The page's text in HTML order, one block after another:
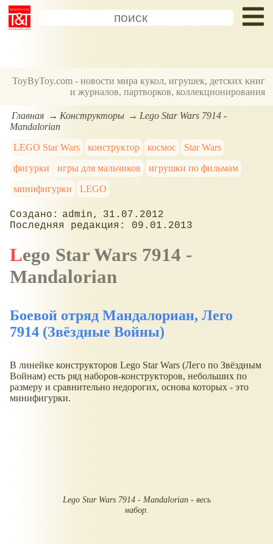
ToyByToy.com - новости мира кукол, игрушек, детских книг
и журналов, партворков, коллекционирования
Главная Конструкторы
Lego Star Wars 7914 -
Mandalorian
LEGO Star Wars
конструктор космос
Star Wars
фигурки
игры для мальчиков
игрушки по фильмам
минифигурки
LEGO
admin
31.07.2012
09.01.2013
Lego Star Wars 7914 -
Mandalorian
Боевой отряд Мандалориан, Лего
7914 (Звёздные Войны)
В линейке конструкторов Lego Star Wars (Лего по Звёздным
Войнам) есть ряд наборов-конструкторов, небольших по
размеру и сравнительно недорогих, основа которых - это
минифигурки.
Lego Star Wars 7914 - Mandalorian - весь
набор.